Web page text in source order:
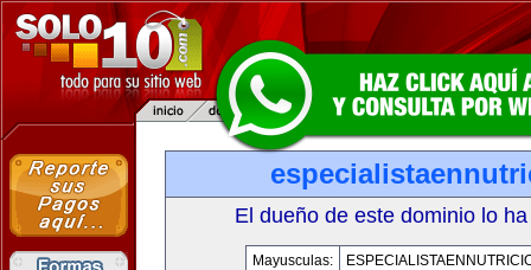
El dueño de este dominio lo
Mayusculas: